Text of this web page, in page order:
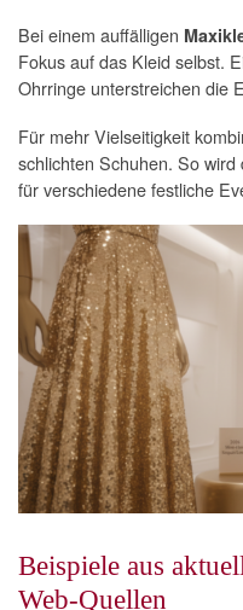
Bei einem auffälligen
Fokus auf das Kleid selbst.
Ohrringe unterstreichen die
Für mehr Vielseitigkeit
schlichten Schuhen. So
für verschiedene festliche
Beispiele aus
Web-Quellen